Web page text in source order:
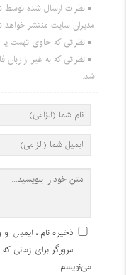
نظرات ارسال شده توسط
مدیران سایت منتشر خواهد
نظراتی که حاوی تهمت یا
نظراتی که به غیر از
شد.
ذخیره نام، ایمیل
مرورگر برای زمانی
می‌نویسم.